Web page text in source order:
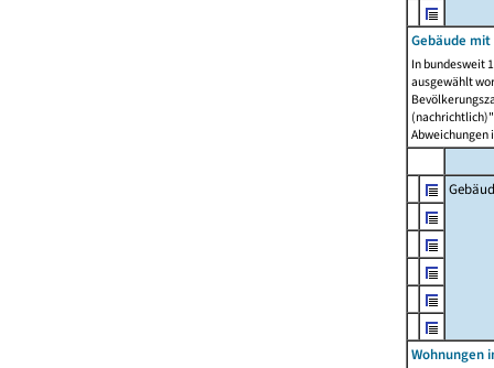
Gebäude mit
In bundesweit
ausgewählt
Abweichungen
Wohnungen